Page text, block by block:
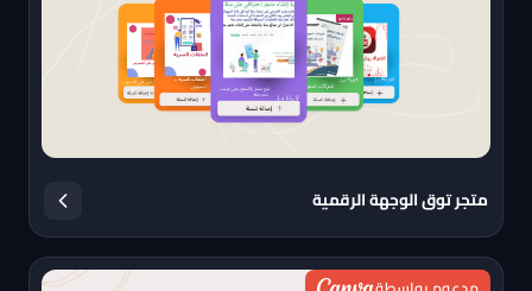
متجر توق الوجهة الرقمية